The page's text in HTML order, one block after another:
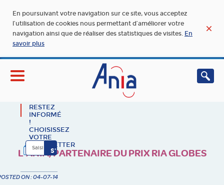
En poursuivant votre navigation sur ce site, vous acceptez
l’utilisation de cookies nous permettant d’améliorer votre
navigation ainsi que de réaliser des statistiques de visites. En
savoir plus
L’ANIA, PARTENAIRE DU PRIX RIA GLOBES
ON : 04-07-14
RESTEZ
INFORMÉ
!
CHOISISSEZ
VOTRE
NEWSLETTER